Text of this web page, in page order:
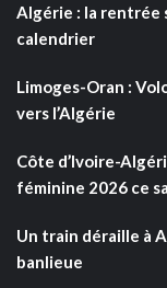
Algérie : la rentrée
calendrier
Limoges-Oran :
vers l’Algérie
Côte d’Ivoire-
féminine 2026 ce
Un train déraille à
banlieue